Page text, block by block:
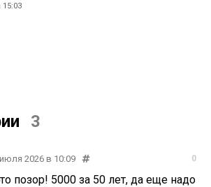
3
2026 в 10:09 0
позор! 5000 за 50 лет, да еще надо